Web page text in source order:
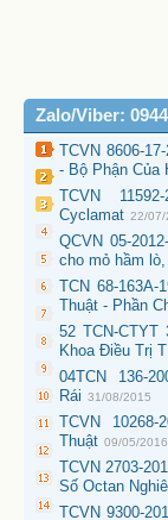
Zalo/Viber:
TCVN 8606-
- Bộ Phận Của
TCVN
Cyclamat 22/07/
QCVN 05-
cho mỏ hầm
TCN 68-
Thuật - Phần
52 TCN-CTYT
Khoa Điều Trị
04TCN 136-
Rái 31/08/2015
TCVN
Thuật 09/05/2016
TCVN 2703-
Số Octan
TCVN 9300-